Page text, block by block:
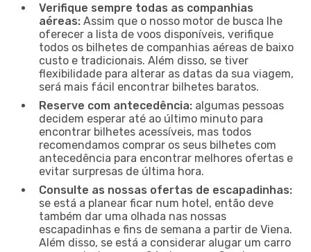
Verifique sempre todas as companhias
aéreas: Assim que o nosso motor de busca lhe
oferecer a lista de voos disponíveis, verifique
todos os bilhetes de companhias aéreas de baixo
custo e tradicionais. Além disso, se tiver
flexibilidade para alterar as datas da sua viagem,
será mais fácil encontrar bilhetes baratos.
Reserve com antecedência: algumas pessoas
decidem esperar até ao último minuto para
encontrar bilhetes acessíveis, mas todos
recomendamos comprar os seus bilhetes com
antecedência para encontrar melhores ofertas e
evitar surpresas de última hora.
Consulte as nossas ofertas de escapadinhas:
se está a planear ficar num hotel, então deve
também dar uma olhada nas nossas
escapadinhas e fins de semana a partir de Viena.
Além disso, se está a considerar alugar um carro